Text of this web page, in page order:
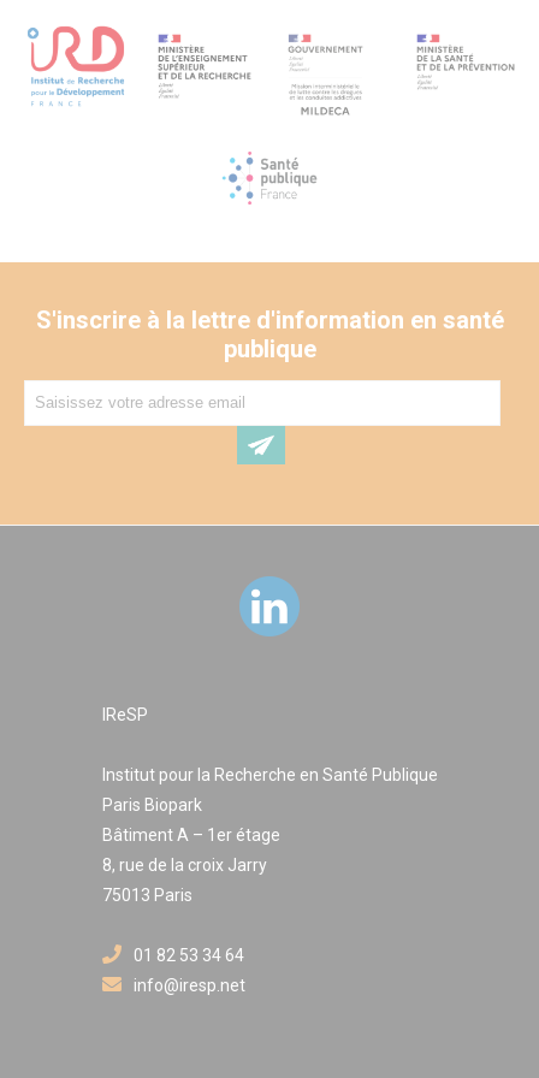
S'inscrire à la lettre d'information en santé
publique
IReSP
Institut pour la Recherche en Santé Publique
Paris Biopark
Bâtiment A – 1er étage
8, rue de la croix Jarry
75013 Paris
01 82 53 34 64
info@iresp.net